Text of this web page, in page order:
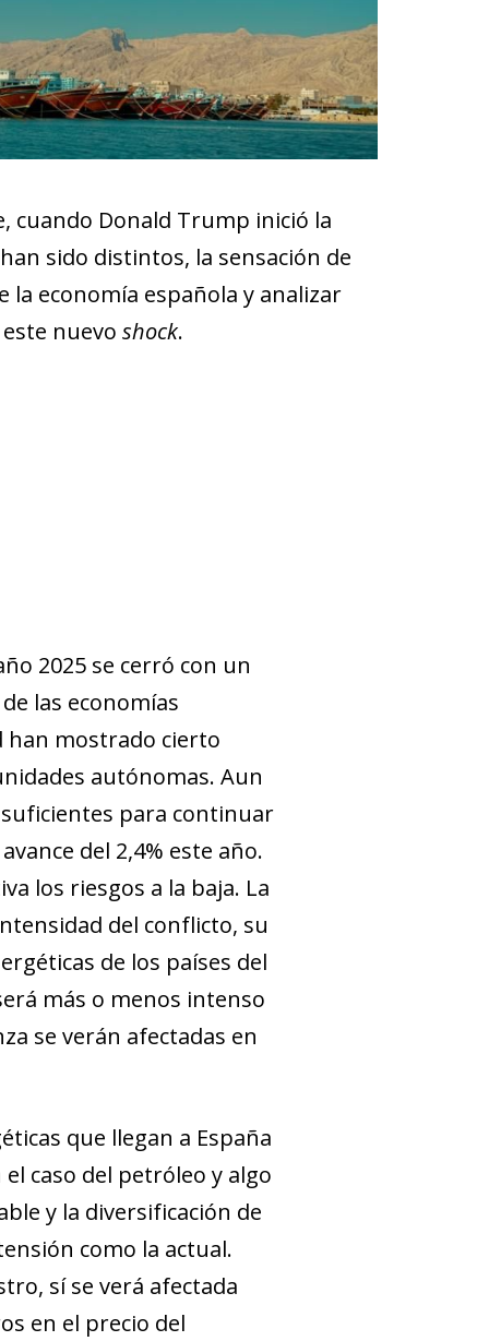
cuando Donald Trump inició la
sido distintos, la sensación de
economía española y analizar
nuevo shock.
2025 se cerró con un
las economías
han mostrado cierto
autónomas. Aun
para continuar
del 2,4% este año.
los riesgos a la baja. La
del conflicto, su
de los países del
más o menos intenso
se verán afectadas en
que llegan a España
caso del petróleo y algo
y la diversificación de
como la actual.
sí se verá afectada
en el precio del